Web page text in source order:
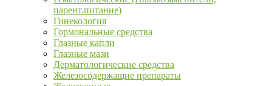
парент.питание)
Гинекология
Гормональные средства
Глазные капли
Глазные мази
Дерматологические средства
Железосодержащие препараты